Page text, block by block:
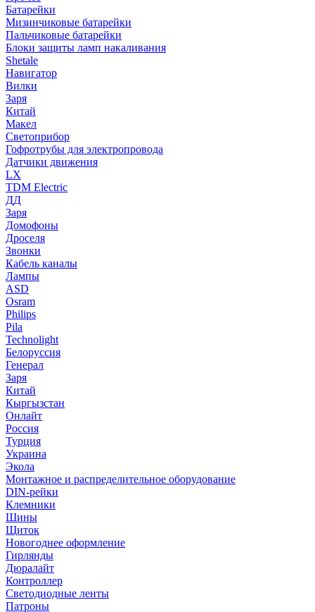
Батарейки
Мизинчиковые батарейки
Пальчиковые батарейки
Блоки защиты ламп накаливания
Shetale
Навигатор
Вилки
Заря
Китай
Макел
Светоприбор
Гофротрубы для электропровода
Датчики движения
LX
TDM Electric
ДД
Заря
Домофоны
Дроселя
Звонки
Кабель каналы
Лампы
ASD
Osram
Philips
Pila
Technolight
Белоруссия
Генерал
Заря
Китай
Кыргызстан
Онлайт
Россия
Турция
Украина
Экола
Монтажное и распределительное оборудование
DIN-рейки
Клемники
Шины
Щиток
Новогоднее оформление
Гирлянды
Дюралайт
Контроллер
Светодиодные ленты
Патроны